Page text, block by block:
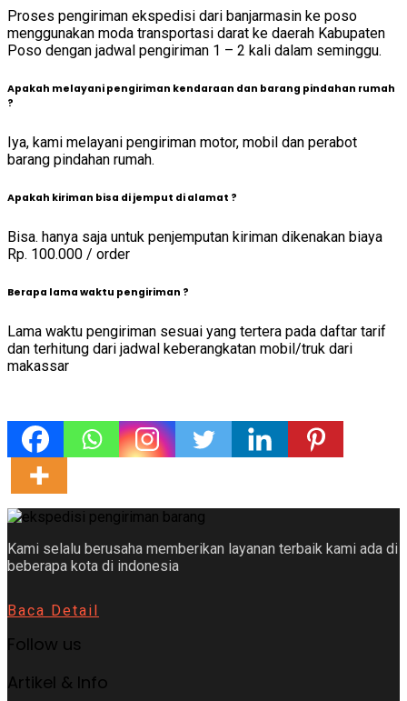
Proses pengiriman ekspedisi dari banjarmasin ke poso
menggunakan moda transportasi darat ke daerah Kabupaten
Poso dengan jadwal pengiriman 1 – 2 kali dalam seminggu.
Apakah melayani pengiriman kendaraan dan barang pindahan rumah
?
Iya, kami melayani pengiriman motor, mobil dan perabot
barang pindahan rumah.
Apakah kiriman bisa di jemput di alamat ?
Bisa. hanya saja untuk penjemputan kiriman dikenakan biaya
Rp. 100.000 / order
Berapa lama waktu pengiriman ?
Lama waktu pengiriman sesuai yang tertera pada daftar tarif
dan terhitung dari jadwal keberangkatan mobil/truk dari
makassar
Kami selalu berusaha memberikan layanan terbaik kami ada di
beberapa kota di indonesia
Baca Detail
Follow us
Artikel & Info